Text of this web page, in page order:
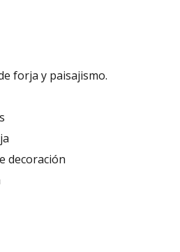
forja y paisajismo.
decoración